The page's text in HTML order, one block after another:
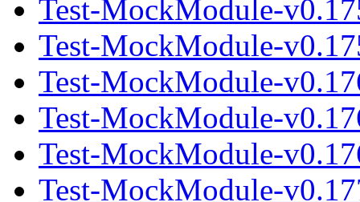
Test-MockModule-
Test-MockModule-
Test-MockModule-
Test-MockModule-
Test-MockModule-
Test-MockModule-